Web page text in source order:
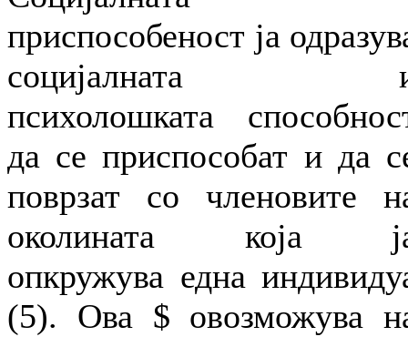
приспособеност ја
социјалната
психолошката
да се приспособат и да
поврзат со членовите
околината која
опкружува една
(5). Ова $ овозможува